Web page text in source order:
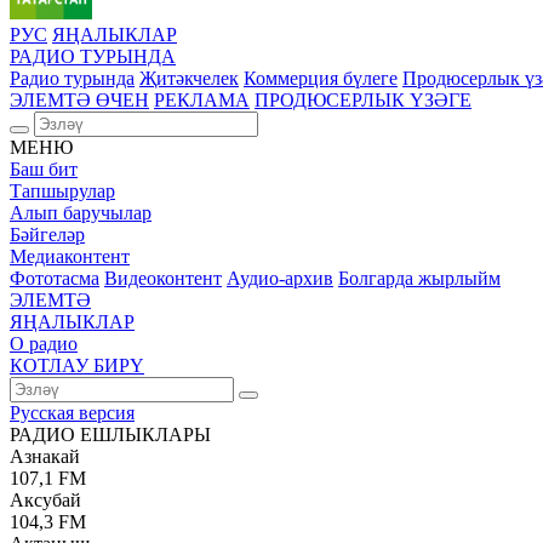
РУС ЯҢАЛЫКЛАР
РАДИО ТУРЫНДА
Радио турында Җитәкчелек Коммерция бүлеге Продюсерлык
ЭЛЕМТӘ ӨЧЕН РЕКЛАМА ПРОДЮСЕРЛЫК ҮЗӘГЕ
МЕНЮ
Баш бит
Тапшырулар
Алып баручылар
Бәйгеләр
Медиаконтент
Фототасма Видеоконтент Аудио-архив Болгарда жырлыйм
ЭЛЕМТӘ
ЯҢАЛЫКЛАР
О радио
КОТЛАУ БИРҮ
Русская версия
РАДИО ЕШЛЫКЛАРЫ
Азнакай
107,1 FM
Аксубай
104,3 FM